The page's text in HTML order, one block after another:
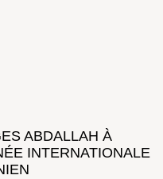
ABDALLAH À
INTERNATIONALE